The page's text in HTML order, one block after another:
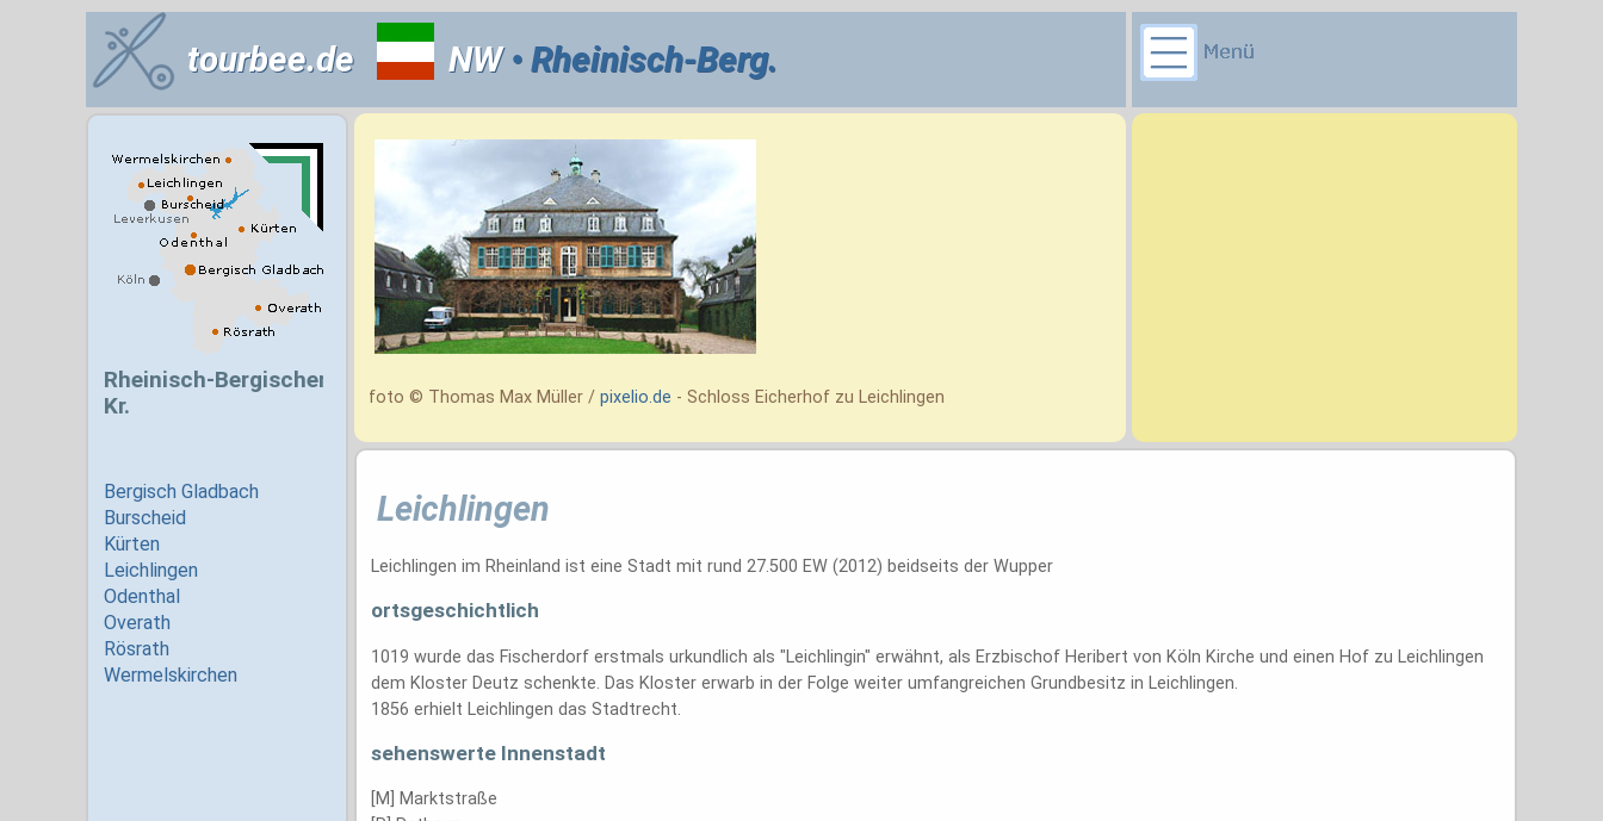
tourbee.de NW• Rheinisch-Berg.
foto © Thomas Max Müller / pixelio.de - Schloss Eicherhof zu Leichlingen
Leichlingen
Leichlingen im Rheinland ist eine Stadt mit rund 27.500 EW (2012) beidseits der Wupper
ortsgeschichtlich
1019 wurde das Fischerdorf erstmals urkundlich als "Leichlingin" erwähnt, als Erzbischof Heribert von Köln Kirche und einen Hof zu Leichlingen
dem Kloster Deutz schenkte. Das Kloster erwarb in der Folge weiter umfangreichen Grundbesitz in Leichlingen.
1856 erhielt Leichlingen das Stadtrecht.
sehenswerte Innenstadt
[M] Marktstraße